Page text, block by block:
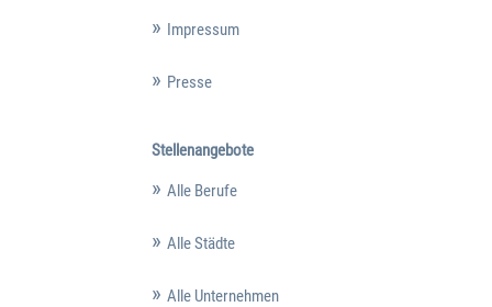
Impressum
Presse
Stellenangebote
Alle Berufe
Alle Städte
Alle Unternehmen